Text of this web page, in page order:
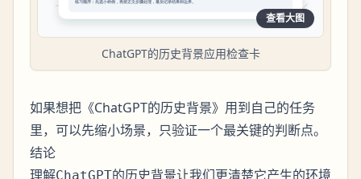
查看大图
ChatGPT的历史背景应用检查卡
如果想把《ChatGPT的历史背景》用到自己的任务
里，可以先缩小场景，只验证一个最关键的判断点。
结论
理解ChatGPT的历史背景让我们更清楚它产生的环境